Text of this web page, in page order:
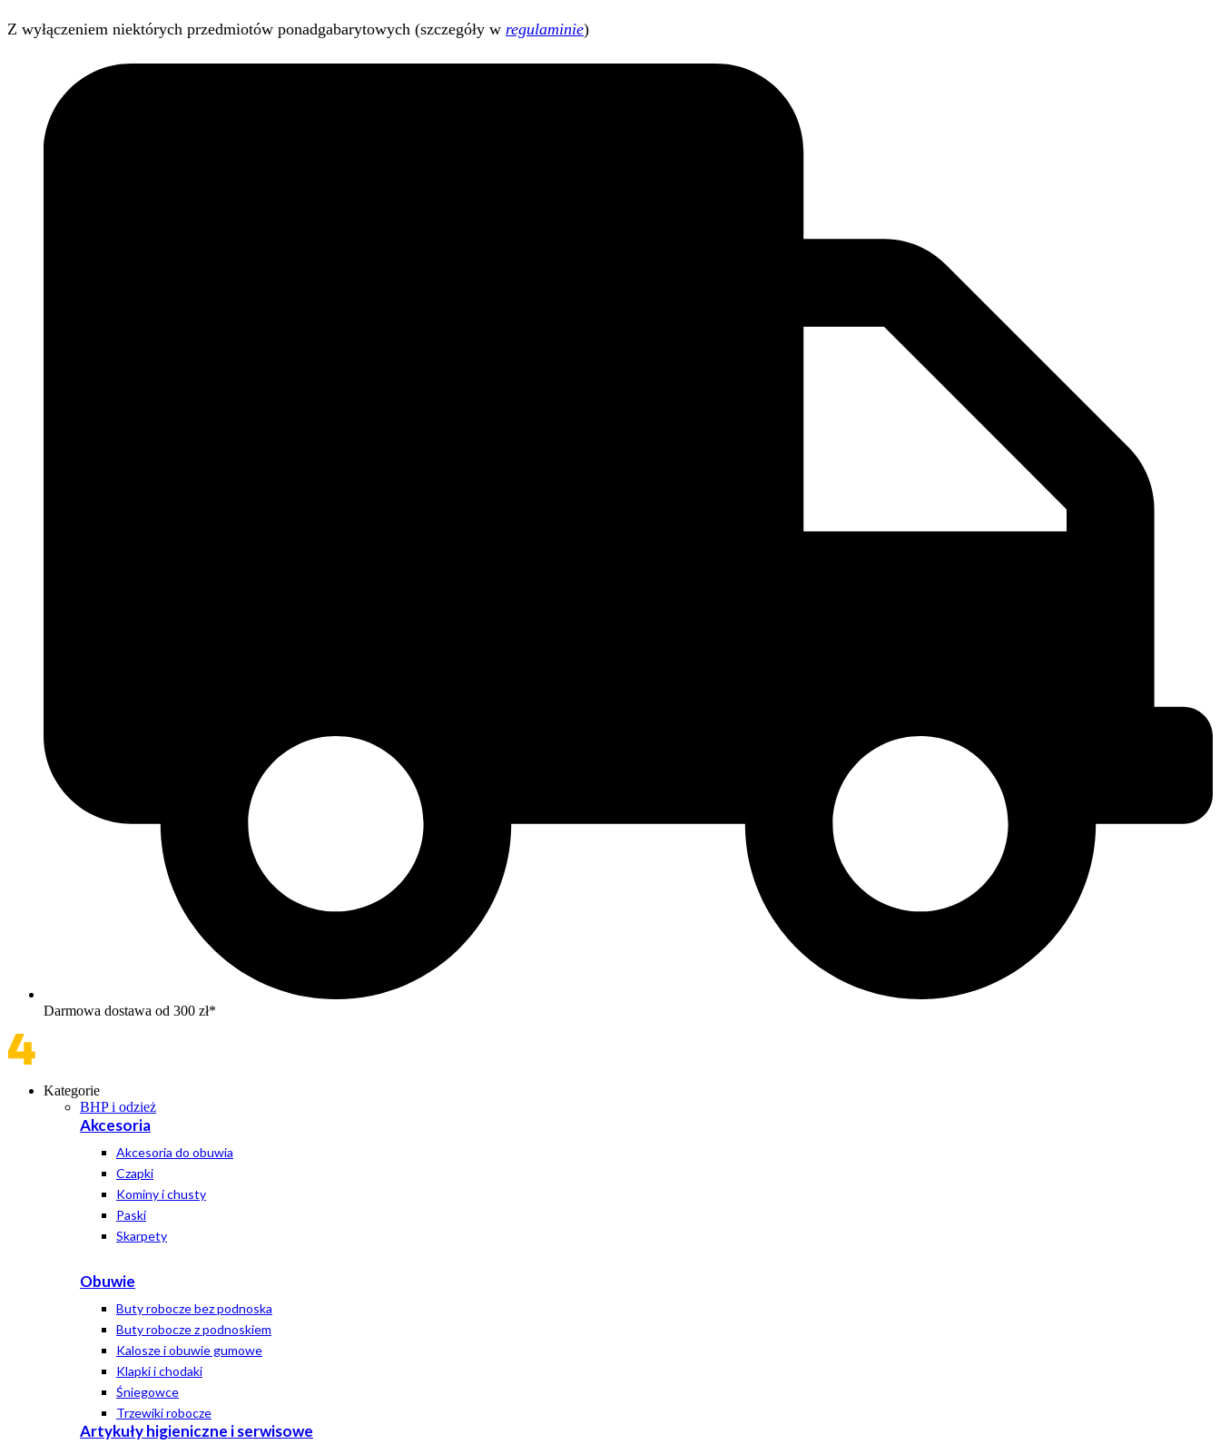
Z wyłączeniem niektórych przedmiotów ponadgabarytowych (szczegóły w regulaminie)
Darmowa dostawa od 300 zł*
Kategorie
BHP i odzież
Akcesoria
Akcesoria do obuwia
Czapki
Kominy i chusty
Paski
Skarpety
Obuwie
Buty robocze bez podnoska
Buty robocze z podnoskiem
Kalosze i obuwie gumowe
Klapki i chodaki
Śniegowce
Trzewiki robocze
Artykuły higieniczne i serwisowe